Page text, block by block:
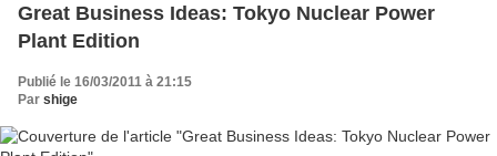
Great Business Ideas: Tokyo Nuclear Power
Plant Edition
Publié le 16/03/2011 à 21:15
Par shige